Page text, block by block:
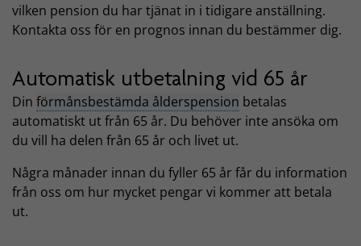
vilken pension du har tjänat in i tidigare anställning.
Kontakta oss för en prognos innan du bestämmer dig.
Automatisk utbetalning vid 65 år
Din förmånsbestämda ålderspension betalas
automatiskt ut från 65 år. Du behöver inte ansöka om
du vill ha delen från 65 år och livet ut.
Några månader innan du fyller 65 år får du information
från oss om hur mycket pengar vi kommer att betala
ut.